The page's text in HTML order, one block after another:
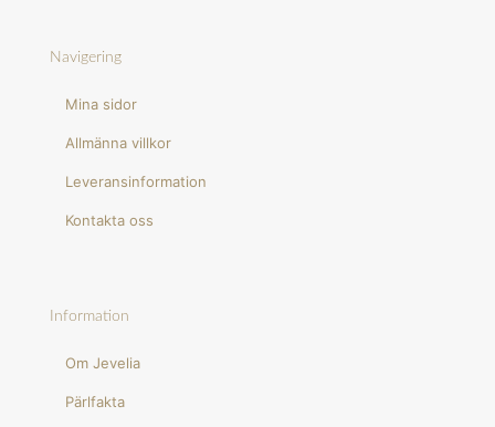
Navigering
Mina sidor
Allmänna villkor
Leveransinformation
Kontakta oss
Information
Om Jevelia
Pärlfakta